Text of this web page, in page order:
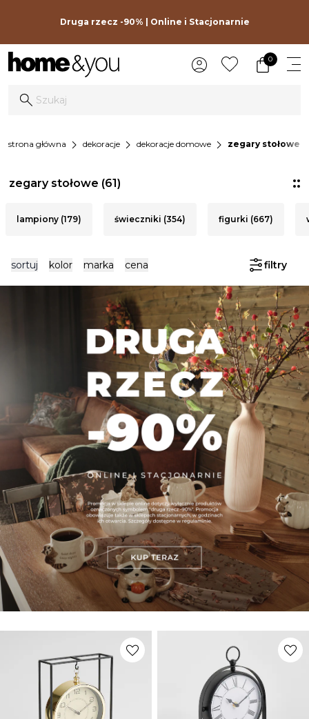
Druga rzecz -90% | Online i Stacjonarnie
0
strona główna chevron_right dekoracje chevron_right dekoracje domowe chevron_right zegary stołowe
zegary stołowe (61)
lampiony (179) świeczniki (354) figurki (667)
sortuj kolor marka cena filtry
favorite favorite